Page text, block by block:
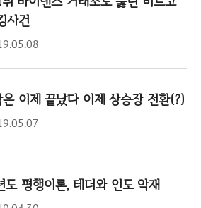
사건
은 이제 끝났다 이제 상승장 전환(?)
도 평행이론, 테더와 인도 악재